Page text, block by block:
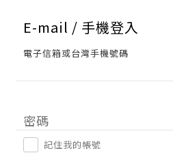
E-mail / 手機登入
電子信箱或台灣手機號碼
密碼
記住我的帳號